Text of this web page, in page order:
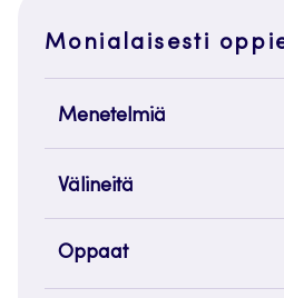
Monialaisesti
Menetelmiä
Välineitä
Oppaat